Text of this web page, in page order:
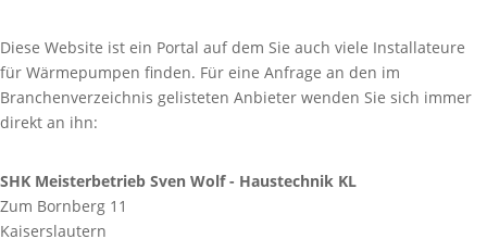
Diese Website ist ein Portal auf dem Sie auch viele Installateure
für Wärmepumpen finden. Für eine Anfrage an den im
Branchenverzeichnis gelisteten Anbieter wenden Sie sich immer
direkt an ihn:
SHK Meisterbetrieb Sven Wolf - Haustechnik KL
Zum Bornberg 11
Kaiserslautern